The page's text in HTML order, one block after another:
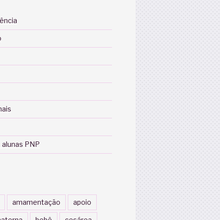
PNP
amamentação apoio